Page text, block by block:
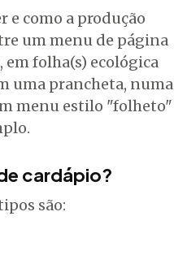
e como a produção
um menu de página
em folha(s) ecológica
uma prancheta, numa
menu estilo "folheto"
cardápio?
são: